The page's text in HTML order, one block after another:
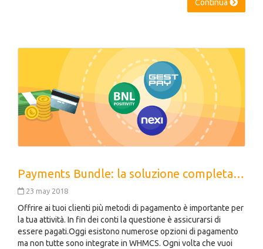
Continua
Payments Bundle: la soluzione completa per i pagamenti
23 may 2018
Offrire ai tuoi clienti più metodi di pagamento è importante per
la tua attività. In fin dei conti la questione è assicurarsi di
essere pagati.Oggi esistono numerose opzioni di pagamento
ma non tutte sono integrate in WHMCS. Ogni volta che vuoi